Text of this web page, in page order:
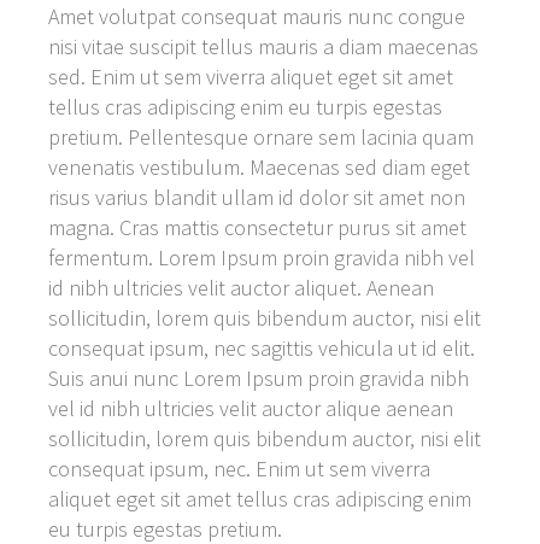
Amet volutpat consequat mauris nunc congue
nisi vitae suscipit tellus mauris a diam maecenas
sed. Enim ut sem viverra aliquet eget sit amet
tellus cras adipiscing enim eu turpis egestas
pretium. Pellentesque ornare sem lacinia quam
venenatis vestibulum. Maecenas sed diam eget
risus varius blandit ullam id dolor sit amet non
magna. Cras mattis consectetur purus sit amet
fermentum. Lorem Ipsum proin gravida nibh vel
id nibh ultricies velit auctor aliquet. Aenean
sollicitudin, lorem quis bibendum auctor, nisi elit
consequat ipsum, nec sagittis vehicula ut id elit.
Suis anui nunc Lorem Ipsum proin gravida nibh
vel id nibh ultricies velit auctor alique aenean
sollicitudin, lorem quis bibendum auctor, nisi elit
consequat ipsum, nec. Enim ut sem viverra
aliquet eget sit amet tellus cras adipiscing enim
eu turpis egestas pretium.